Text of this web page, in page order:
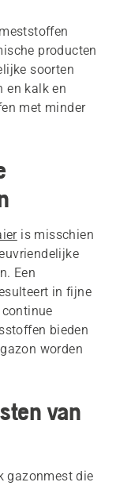
producten
soorten
en kalk en
met minder
is misschien
Een
in fijne
bieden
worden
van
gazonmest die